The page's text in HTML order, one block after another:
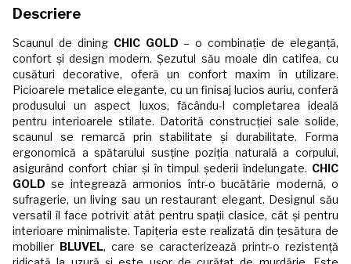
Descriere
Scaunul de dining CHIC GOLD – o combinație de eleganță,
confort și design modern. Șezutul său moale din catifea, cu
cusături decorative, oferă un confort maxim în utilizare.
Picioarele metalice elegante, cu un finisaj lucios auriu, conferă
produsului un aspect luxos, făcându-l completarea ideală
pentru interioarele stilate. Datorită construcției sale solide,
scaunul se remarcă prin stabilitate și durabilitate. Forma
ergonomică a spătarului susține poziția naturală a corpului,
asigurând confort chiar și în timpul șederii îndelungate. CHIC
GOLD se integrează armonios într-o bucătărie modernă, o
sufragerie, un living sau un restaurant elegant. Designul său
versatil îl face potrivit atât pentru spații clasice, cât și pentru
interioare minimaliste. Tapițeria este realizată din țesătura de
mobilier BLUVEL, care se caracterizează printr-o rezistență